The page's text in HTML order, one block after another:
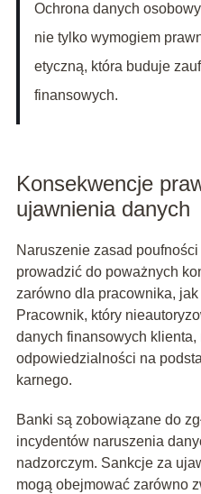
Ochrona danych
nie tylko wymogiem
etyczną, która buduje
finansowych.
Konsekwencje
ujawnienia danych
Naruszenie zasad
prowadzić do poważnych
zarówno dla pracownika,
Pracownik, który
danych finansowych
odpowiedzialności na
karnego.
Banki są zobowiązane do
incydentów naruszenia
nadzorczym. Sankcje za
mogą obejmować zarówno